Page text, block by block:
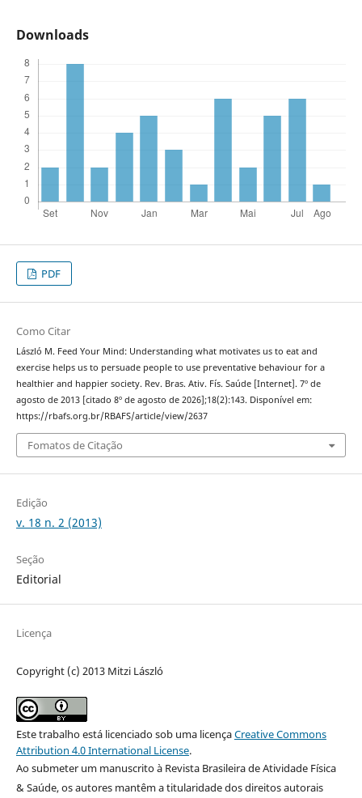
Downloads
PDF
Como Citar
László M. Feed Your Mind: Understanding what motivates us to eat and
exercise helps us to persuade people to use preventative behaviour for a
healthier and happier society. Rev. Bras. Ativ. Fís. Saúde [Internet]. 7º de
agosto de 2013 [citado 8º de agosto de 2026];18(2):143. Disponível em:
https://rbafs.org.br/RBAFS/article/view/2637
Fomatos de Citação
Edição
v. 18 n. 2 (2013)
Seção
Editorial
Licença
Copyright (c) 2013 Mitzi László
Este trabalho está licenciado sob uma licençaCreative Commons
Attribution 4.0 International License.
Ao submeter um manuscrito à Revista Brasileira de Atividade Física
& Saúde, os autores mantêm a titularidade dos direitos autorais